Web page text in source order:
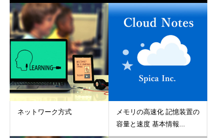
ネットワーク方式
メモリの高速化 記憶装置の
容量と速度 基本情報...